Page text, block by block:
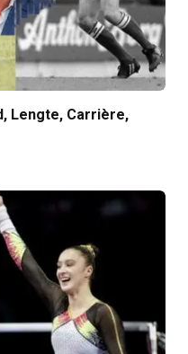
Lengte, Carrière,